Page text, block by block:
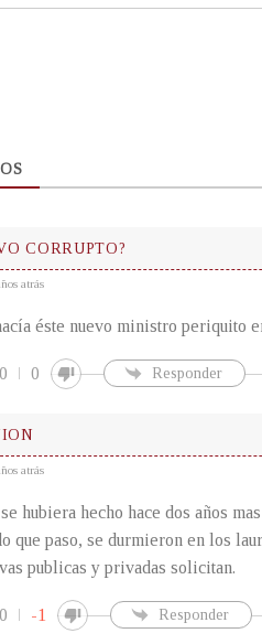
CORRUPTO?
atrás
éste nuevo ministro periquito
0 0 Responder
atrás
hubiera hecho hace dos años
que paso, se durmieron en los
publicas y privadas solicitan.
0 -1 Responder